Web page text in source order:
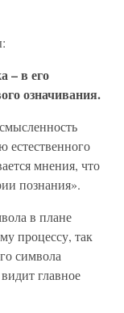
– в его
означивания.
мнения, что
познания».
в плане
процессу, так
символа
главное